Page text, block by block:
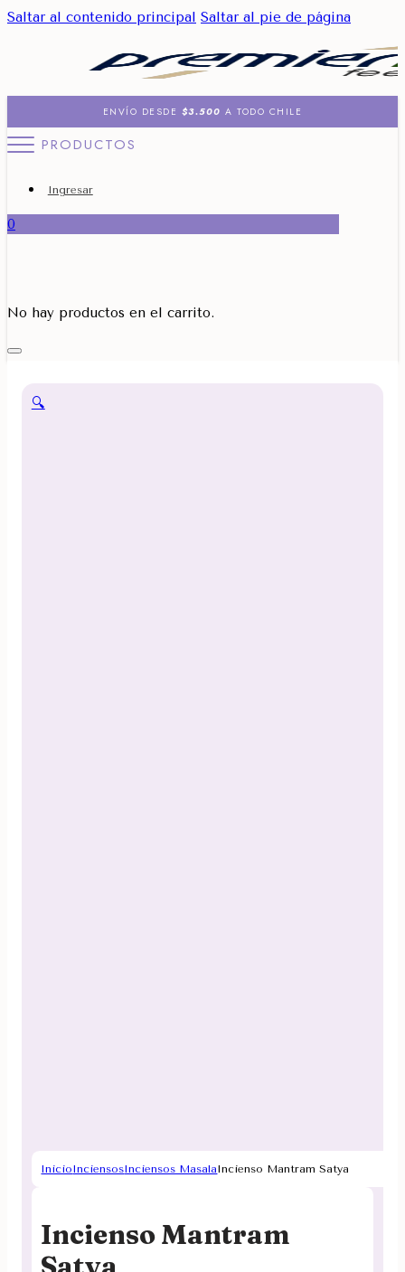
Saltar al contenido principal Saltar al pie de página
ENVÍO DESDE $3.500 A TODO CHILE
PRODUCTOS
Ingresar
0
No hay productos en el carrito.
🔍
InicioInciensosInciensos MasalaIncienso Mantram Satya
Incienso Mantram